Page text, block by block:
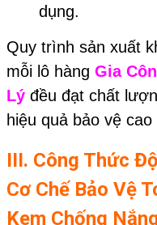
dụng.
Quy trình sản xuất
mỗi lô hàng Gia
Lý đều đạt chất
hiệu quả bảo vệ cao
III. Công Thức
Cơ Chế Bảo Vệ
Kem Chống